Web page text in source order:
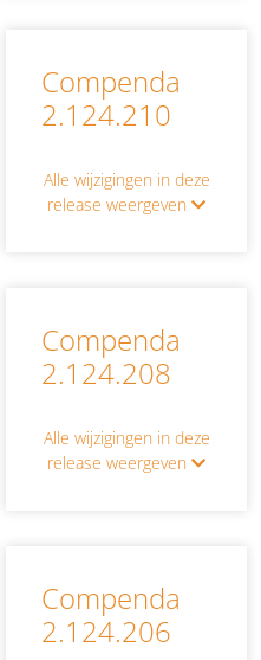
Compenda
2.124.210
Alle wijzigingen in deze
release weergeven
Compenda
2.124.208
Alle wijzigingen in deze
release weergeven
Compenda
2.124.206